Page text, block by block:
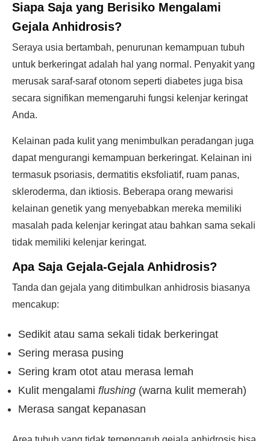
Siapa Saja yang Berisiko Mengalami
Gejala Anhidrosis?
Seraya usia bertambah, penurunan kemampuan tubuh
untuk berkeringat adalah hal yang normal. Penyakit yang
merusak saraf-saraf otonom seperti diabetes juga bisa
secara signifikan memengaruhi fungsi kelenjar keringat
Anda.
Kelainan pada kulit yang menimbulkan peradangan juga
dapat mengurangi kemampuan berkeringat. Kelainan ini
termasuk psoriasis, dermatitis eksfoliatif, ruam panas,
skleroderma, dan iktiosis. Beberapa orang mewarisi
kelainan genetik yang menyebabkan mereka memiliki
masalah pada kelenjar keringat atau bahkan sama sekali
tidak memiliki kelenjar keringat.
Apa Saja Gejala-GejalaAnhidrosis?
Tanda dan gejala yang ditimbulkan anhidrosis biasanya
mencakup:
Sedikit atau sama sekali tidak berkeringat
Sering merasa pusing
Sering kram otot atau merasa lemah
Kulit mengalami flushing (warna kulit memerah)
Merasa sangat kepanasan